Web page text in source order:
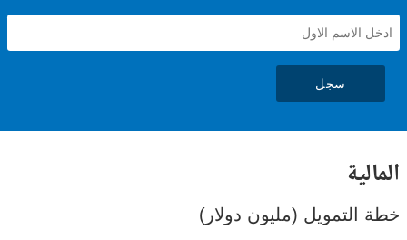
(مليون دولار)